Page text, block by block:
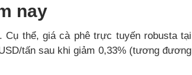
nay
thể, giá cà phê trực tuyến robusta tại
tấn sau khi giảm 0,33% (tương đương